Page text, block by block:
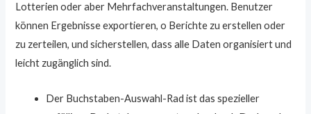
Lotterien oder aber Mehrfachveranstaltungen. Benutzer
können Ergebnisse exportieren, o Berichte zu erstellen oder
zu zerteilen, und sicherstellen, dass alle Daten organisiert und
leicht zugänglich sind.
Der Buchstaben-Auswahl-Rad ist das spezieller